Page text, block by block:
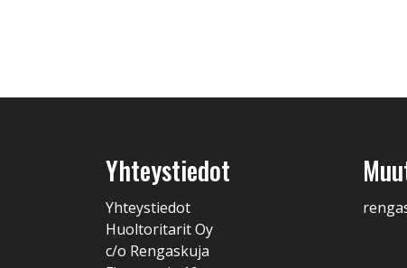
Yhteystiedot
Yhteystiedot
Huoltoritarit Oy
c/o Rengaskuja